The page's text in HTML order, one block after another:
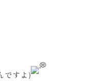
ですよ)